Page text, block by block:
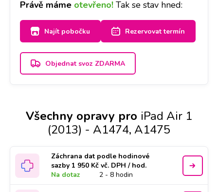
Právě máme otevřeno! Tak se stav hned:
Najít pobočku Rezervovat termín
Objednat svoz ZDARMA
Všechny opravy pro iPad Air 1
(2013) - A1474, A1475
Záchrana dat podle hodinové
sazby 1 950 Kč vč. DPH / hod.
Na dotaz
2 - 8 hodin